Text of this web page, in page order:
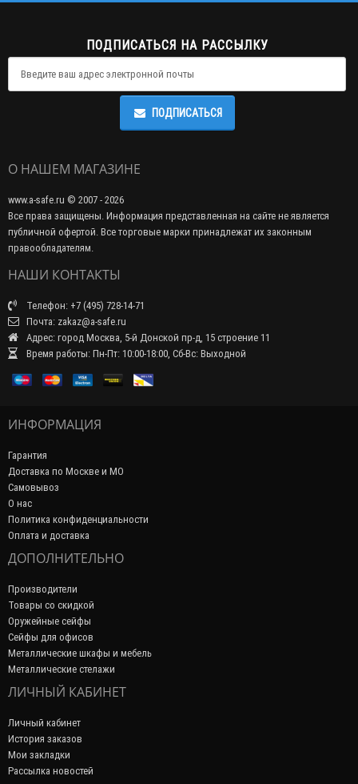
ПОДПИСАТЬСЯ НА РАССЫЛКУ
ПОДПИСАТЬСЯ
О НАШЕМ МАГАЗИНЕ
www.a-safe.ru © 2007 - 2026
Все права защищены. Информация представленная на сайте не является
публичной офертой. Все торговые марки принадлежат их законным
правообладателям.
НАШИ КОНТАКТЫ
Телефон: +7 (495) 728-14-71
Почта: zakaz@a-safe.ru
Адрес: город Москва, 5-й Донской пр-д, 15 строение 11
Время работы: Пн-Пт: 10:00-18:00, Сб-Вс: Выходной
ИНФОРМАЦИЯ
Гарантия
Доставка по Москве и МО
Самовывоз
О нас
Политика конфиденциальности
Оплата и доставка
ДОПОЛНИТЕЛЬНО
Производители
Товары со скидкой
Оружейные сейфы
Сейфы для офисов
Металлические шкафы и мебель
Металлические стелажи
ЛИЧНЫЙ КАБИНЕТ
Личный кабинет
История заказов
Мои закладки
Рассылка новостей